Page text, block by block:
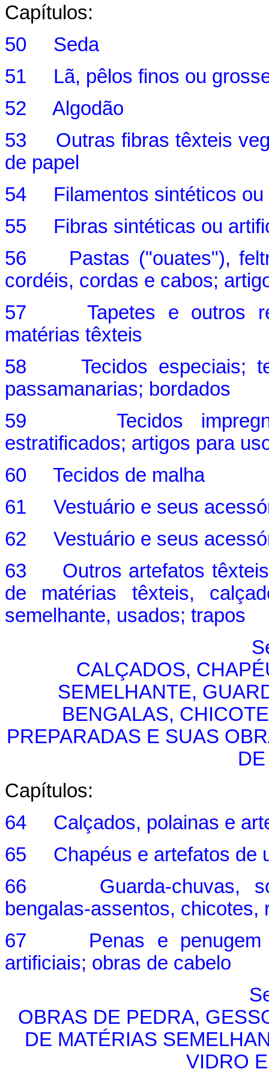
Capítulos:
50 Seda
51 Lã, pêlos finos ou
52 Algodão
53 Outras fibras têxteis
de papel
54 Filamentos sintéticos ou
55 Fibras sintéticas ou
56 Pastas ("ouates"),
cordéis, cordas e cabos;
57 Tapetes e outros
matérias têxteis
58 Tecidos especiais;
passamanarias; bordados
59 Tecidos
estratificados; artigos para
60 Tecidos de malha
61 Vestuário e seus
62 Vestuário e seus
63 Outros artefatos têxteis
de matérias têxteis,
semelhante, usados; trapos
CALÇADOS,
SEMELHANTE,
BENGALAS,
PREPARADAS E SUAS
Capítulos:
64 Calçados, polainas e
65 Chapéus e artefatos de
66 Guarda-chuvas,
bengalas-assentos,
67 Penas e penugem
artificiais; obras de cabelo
OBRAS DE PEDRA,
DE MATÉRIAS
VIDRO